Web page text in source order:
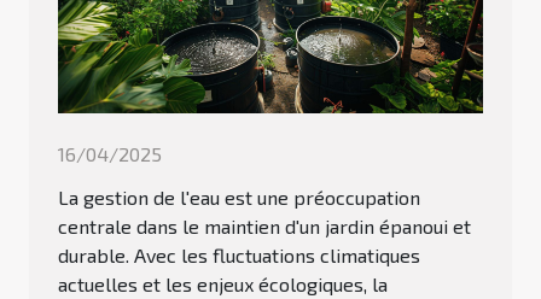
16/04/2025
La gestion de l'eau est une préoccupation
centrale dans le maintien d'un jardin épanoui et
durable. Avec les fluctuations climatiques
actuelles et les enjeux écologiques, la